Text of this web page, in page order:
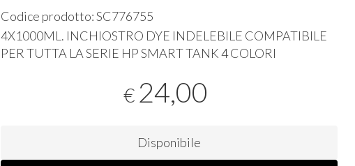
Codice prodotto: SC776755
4X1000ML. INCHIOSTRO DYE INDELEBILE COMPATIBILE
PER TUTTA LASERIE HPSMARTTANK4COLORI
€ 24,00
Disponibile